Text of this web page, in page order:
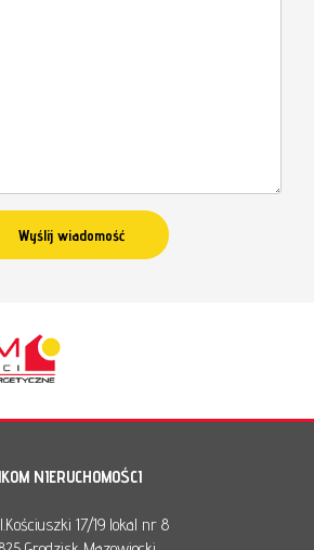
NIERUCHOMOŚCI
17/19 lokal nr 8